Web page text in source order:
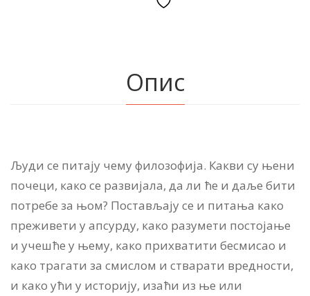
Опис
Људи се питају чему филозофија. Какви су њени
почеци, како се развијала, да ли ће и даље бити
потребе за њом? Постављају се и питања како
преживети у апсурду, како разумети постојање
и учешће у њему, како прихватити бесмисао и
како трагати за смислом и стварати вредности,
и како ући у историју, изаћи из ње или